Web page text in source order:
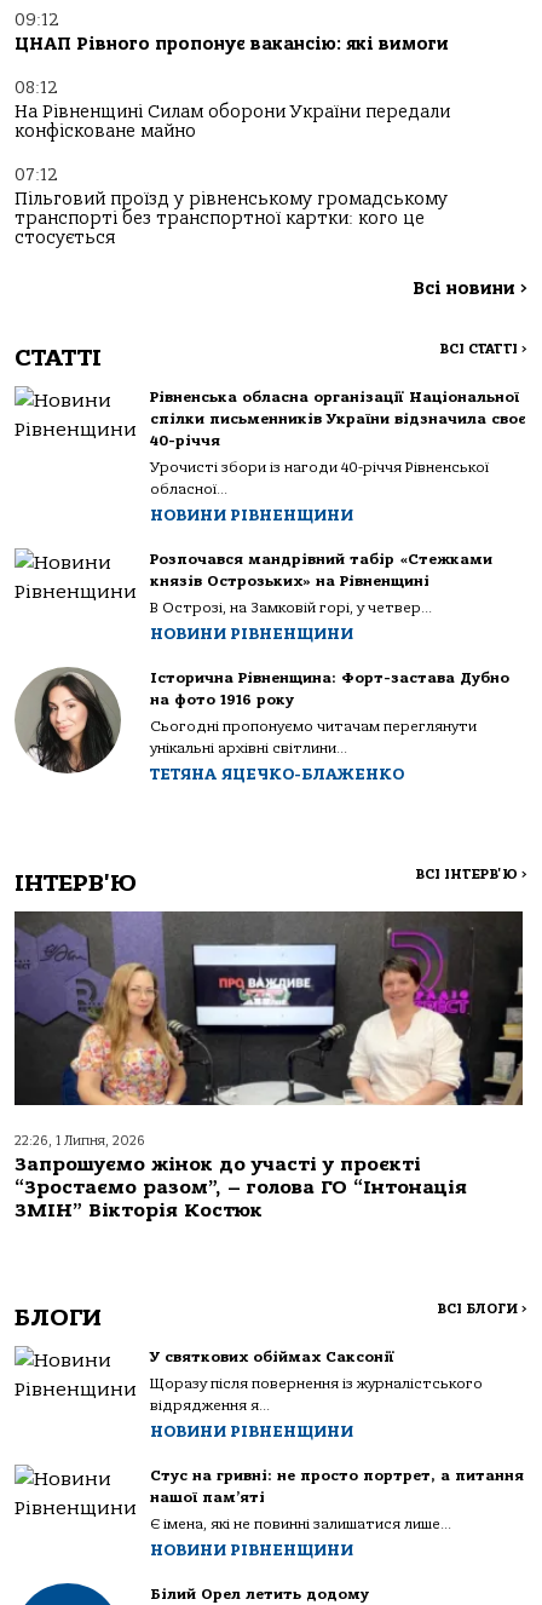
09:12
ЦНАП Рівного пропонує вакансію: які вимоги
08:12
На Рівненщині Силам оборони України передали
конфісковане майно
07:12
Пільговий проїзд у рівненському громадському
транспорті без транспортної картки: кого це
стосується
Всі новини >
СТАТТІ ВСІ СТАТТІ >
Рівненська обласна організації Національної
спілки письменників України відзначила своє
40-річчя
Урочисті збори із нагоди 40-річчя Рівненської
обласної...
НОВИНИ РІВНЕНЩИНИ
Розпочався мандрівний табір «Стежками
князів Острозьких» на Рівненщині
В Острозі, на Замковій горі, у четвер...
НОВИНИ РІВНЕНЩИНИ
Історична Рівненщина: Форт-застава Дубно
на фото 1916 року
Сьогодні пропонуємо читачам переглянути
унікальні архівні світлини...
ТЕТЯНА ЯЦЕЧКО-БЛАЖЕНКО
ІНТЕРВ'Ю ВСІ ІНТЕРВ'Ю >
22:26, 1 Липня, 2026
Запрошуємо жінок до участі у проєкті
“Зростаємо разом”, – голова ГО “Інтонація
ЗМІН” Вікторія Костюк
БЛОГИ ВСІ БЛОГИ >
У святкових обіймах Саксонії
Щоразу після повернення із журналістського
відрядження я...
НОВИНИ РІВНЕНЩИНИ
Стус на гривні: не просто портрет, а питання
нашої пам’яті
Є імена, які не повинні залишатися лише...
НОВИНИ РІВНЕНЩИНИ
Білий Орел летить додому